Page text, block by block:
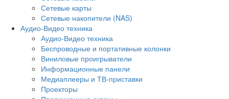
Сетевые карты
Сетевые накопители (NAS)
Аудио-Видео техника
Аудио-Видео техника
Беспроводные и портативные колонки
Виниловые проигрыватели
Информационные панели
Медиаплееры и ТВ-приставки
Проекторы